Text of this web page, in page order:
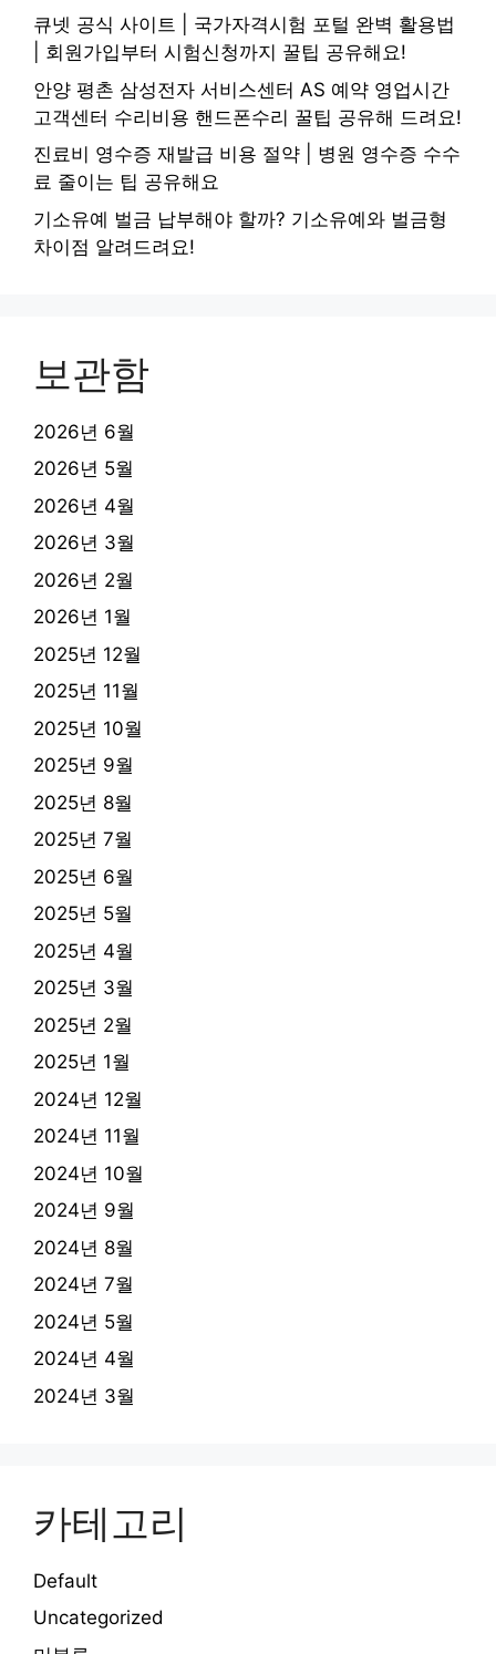
큐넷 공식 사이트 | 국가자격시험 포털 완벽 활용법
| 회원가입부터 시험신청까지 꿀팁 공유해요!
안양 평촌 삼성전자 서비스센터 AS 예약 영업시간
고객센터 수리비용 핸드폰수리 꿀팁 공유해 드려요!
진료비 영수증 재발급 비용 절약 | 병원 영수증 수수
료 줄이는 팁 공유해요
기소유예 벌금 납부해야 할까? 기소유예와 벌금형
차이점 알려드려요!
보관함
2026년 6월
2026년 5월
2026년 4월
2026년 3월
2026년 2월
2026년 1월
2025년 12월
2025년 11월
2025년 10월
2025년 9월
2025년 8월
2025년 7월
2025년 6월
2025년 5월
2025년 4월
2025년 3월
2025년 2월
2025년 1월
2024년 12월
2024년 11월
2024년 10월
2024년 9월
2024년 8월
2024년 7월
2024년 5월
2024년 4월
2024년 3월
카테고리
Default
Uncategorized